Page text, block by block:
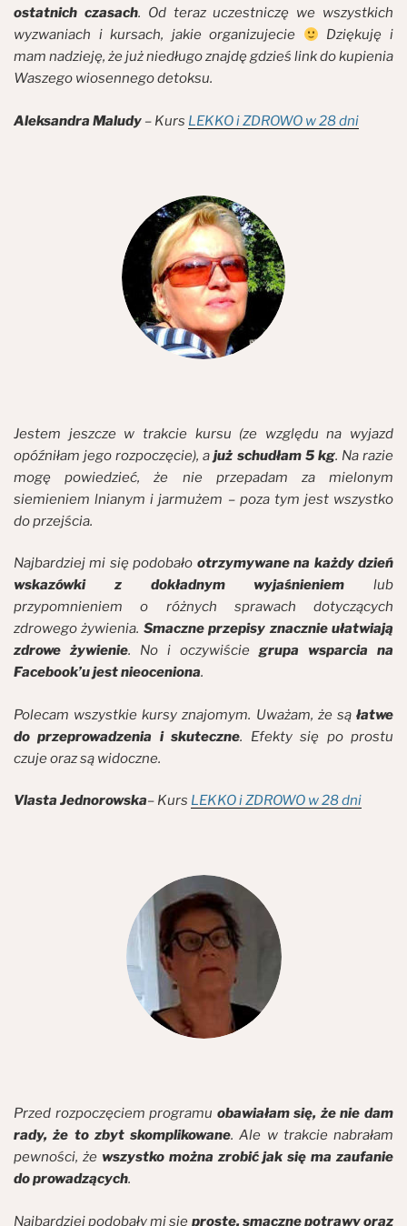
ostatnich czasach. Od teraz uczestniczę we wszystkich
wyzwaniach i kursach, jakie organizujecie
Dziękuję i
mam nadzieję, że już niedługo znajdę gdzieś link do kupienia
Waszego wiosennego detoksu.
Aleksandra Maludy – Kurs LEKKO i ZDROWO w 28 dni
Jestem jeszcze w trakcie kursu (ze względu na wyjazd
opóźniłam jego rozpoczęcie), ajuż schudłam 5 kg. Na razie
mogę powiedzieć, że nie przepadam za mielonym
siemieniem lnianym i jarmużem – poza tym jest wszystko
do przejścia.
Najbardziej mi się podobało otrzymywane na każdy dzień
wskazówki z dokładnym wyjaśnieniem lub
przypomnieniem o różnych sprawach dotyczących
zdrowego żywienia. Smaczne przepisy znacznie ułatwiają
zdrowe żywienie. No i oczywiście grupa wsparcia na
Facebook’u jest nieoceniona.
Polecam wszystkie kursy znajomym. Uważam, że są łatwe
do przeprowadzenia i skuteczne. Efekty się po prostu
czuje oraz są widoczne.
Vlasta Jednorowska– Kurs LEKKO i ZDROWO w 28 dni
Przed rozpoczęciem programu obawiałam się, że nie dam
rady, że to zbyt skomplikowane. Ale w trakcie nabrałam
pewności, że wszystko można zrobić jak się ma zaufanie
do prowadzących.
Najbardziej podobały mi się proste, smaczne potrawy oraz